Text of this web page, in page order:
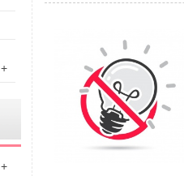
+
+